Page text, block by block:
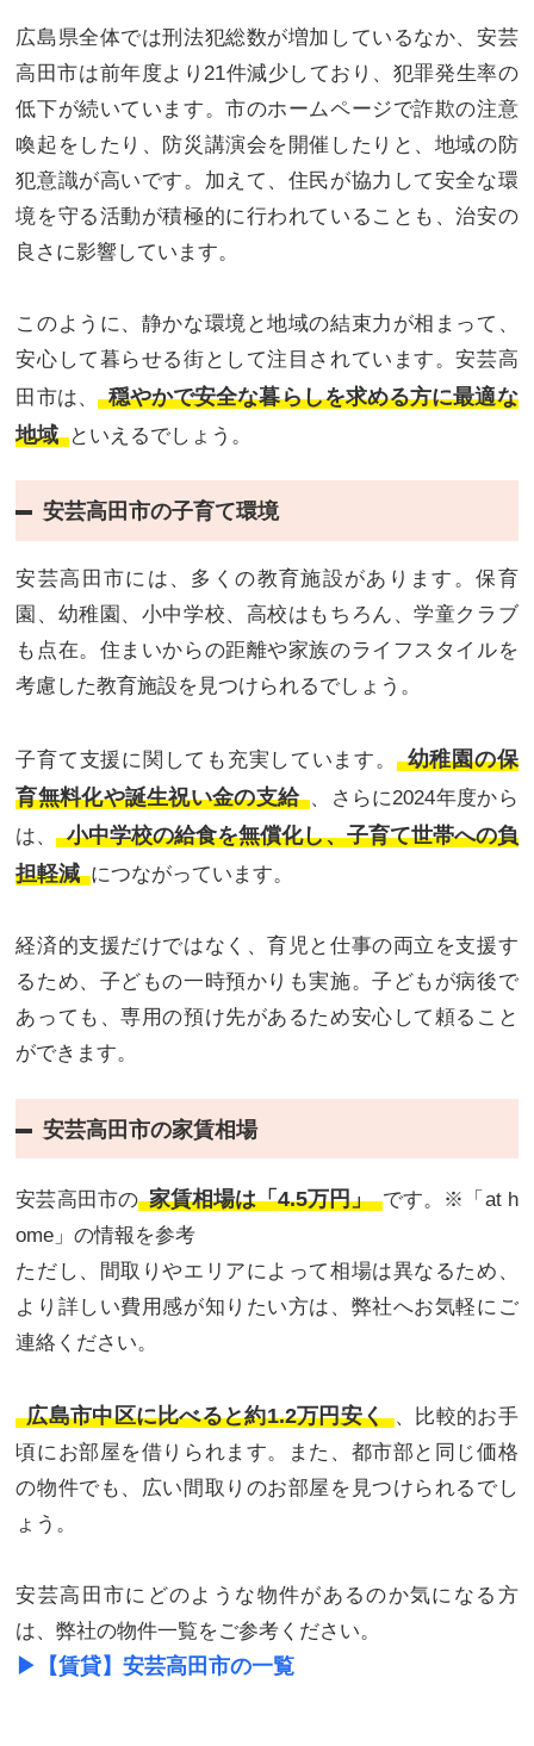
広島県全体では刑法犯総数が増加しているなか、安芸
高田市は前年度より21件減少しており、犯罪発生率の
低下が続いています。市のホームページで詐欺の注意
喚起をしたり、防災講演会を開催したりと、地域の防
犯意識が高いです。加えて、住民が協力して安全な環
境を守る活動が積極的に行われていることも、治安の
良さに影響しています。
このように、静かな環境と地域の結束力が相まって、
安心して暮らせる街として注目されています。安芸高
田市は、
穏やかで安全な暮らしを求める方に最適な
地域
といえるでしょう。
安芸高田市の子育て環境
安芸高田市には、多くの教育施設があります。保育
園、幼稚園、小中学校、高校はもちろん、学童クラブ
も点在。住まいからの距離や家族のライフスタイルを
考慮した教育施設を見つけられるでしょう。
子育て支援に関しても充実しています。
幼稚園の保
育無料化や誕生祝い金の支給 、さらに2024年度から
は、 小中学校の給食を無償化し、子育て世帯への負
担軽減 につながっています。
経済的支援だけではなく、育児と仕事の両立を支援す
るため、子どもの一時預かりも実施。子どもが病後で
あっても、専用の預け先があるため安心して頼ること
ができます。
安芸高田市の家賃相場
安芸高田市の 家賃相場は「4.5万円」 です。※「at h
ome」の情報を参考
ただし、間取りやエリアによって相場は異なるため、
より詳しい費用感が知りたい方は、弊社へお気軽にご
連絡ください。
広島市中区に比べると約1.2万円安く 、比較的お手
頃にお部屋を借りられます。また、都市部と同じ価格
の物件でも、広い間取りのお部屋を見つけられるでし
ょう。
安芸高田市にどのような物件があるのか気になる方
は、弊社の物件一覧をご参考ください。
▶︎【賃貸】安芸高田市の一覧